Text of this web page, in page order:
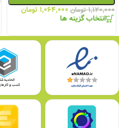
۱,۱۲۰,۰۰۰ تومان ۱,۰۶۴,۰۰۰ تومان
انتخاب گزینه ها